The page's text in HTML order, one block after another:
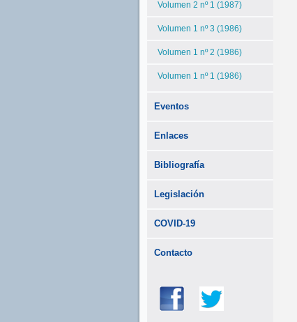
Volumen 2 nº 1 (1987)
Volumen 1 nº 3 (1986)
Volumen 1 nº 2 (1986)
Volumen 1 nº 1 (1986)
Eventos
Enlaces
Bibliografía
Legislación
COVID-19
Contacto